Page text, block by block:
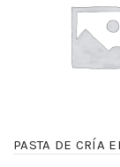
PASTA DE CRÍA